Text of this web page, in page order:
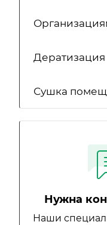
Дератизация
Сушка
Нужна
Наши